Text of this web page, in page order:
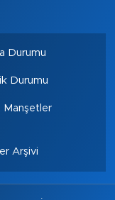
Durumu
Durumu
Manşetler
Arşivi